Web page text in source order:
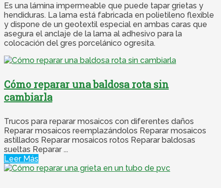
Es una lámina impermeable que puede tapar grietas y
hendiduras. La lama está fabricada en polietileno flexible
y dispone de un geotextil especial en ambas caras que
asegura el anclaje de la lama al adhesivo para la
colocación del gres porcelánico ogresita.
Cómo reparar una baldosa rota sin
cambiarla
Trucos para reparar mosaicos con diferentes daños
Reparar mosaicos reemplazándolos Reparar mosaicos
astillados Reparar mosaicos rotos Reparar baldosas
sueltas Reparar ...
Leer Más